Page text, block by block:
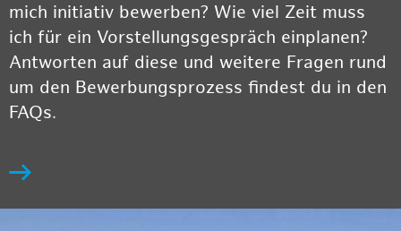
mich initiativ bewerben? Wie viel Zeit muss
ich für ein Vorstellungsgespräch einplanen?
Antworten auf diese und weitere Fragen rund
um den Bewerbungsprozess findest du in den
FAQs.